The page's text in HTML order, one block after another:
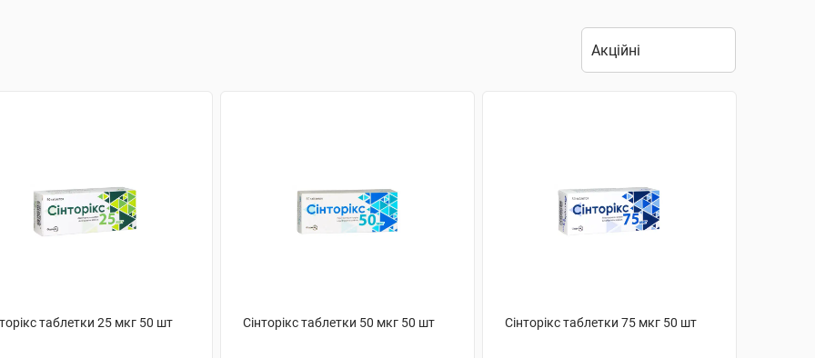
таблетки 25 мкг 50 шт Сінторікс таблетки 50 мкг 50 шт Сінторікс таблетки 75 мкг 50 шт